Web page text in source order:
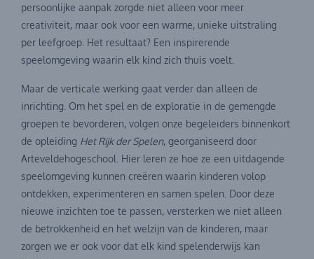
persoonlijke aanpak zorgde niet alleen voor meer
creativiteit, maar ook voor een warme, unieke uitstraling
per leefgroep. Het resultaat? Een inspirerende
speelomgeving waarin elk kind zich thuis voelt.
Maar de verticale werking gaat verder dan alleen de
inrichting. Om het spel en de exploratie in de gemengde
groepen te bevorderen, volgen onze begeleiders binnenkort
de opleiding Het Rijk der Spelen, georganiseerd door
Arteveldehogeschool. Hier leren ze hoe ze een uitdagende
speelomgeving kunnen creëren waarin kinderen volop
ontdekken, experimenteren en samen spelen. Door deze
nieuwe inzichten toe te passen, versterken we niet alleen
de betrokkenheid en het welzijn van de kinderen, maar
zorgen we er ook voor dat elk kind spelenderwijs kan